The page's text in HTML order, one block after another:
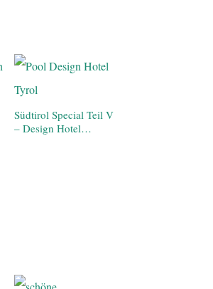
Südtirol Special Teil V
– Design Hotel…